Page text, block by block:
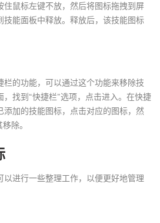
住鼠标左键不放，然后将图标拖拽到屏
技能面板中释放。释放后，该技能图标
的功能，可以通过这个功能来移除技
找到“快捷栏”选项，点击进入。在快捷
添加的技能图标，点击对应的图标，然
除。
以进行一些整理工作，以便更好地管理